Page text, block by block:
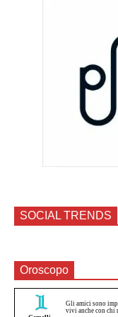
SOCIAL TRENDS
Oroscopo